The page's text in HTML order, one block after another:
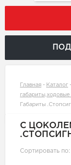
Главная - Каталог -
габариты,ходовые
Габариты
С
Сортировать по: